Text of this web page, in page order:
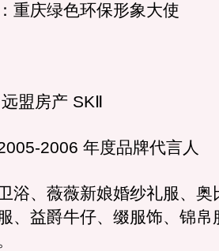
庆绿色环保形象大使
房产 SKⅡ
2006 年度品牌代言人
、薇薇新娘婚纱礼服、奥
、益爵牛仔、缀服饰、锦帛